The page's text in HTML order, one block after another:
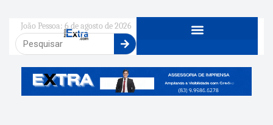
João Pessoa: 6 de agosto de 2026